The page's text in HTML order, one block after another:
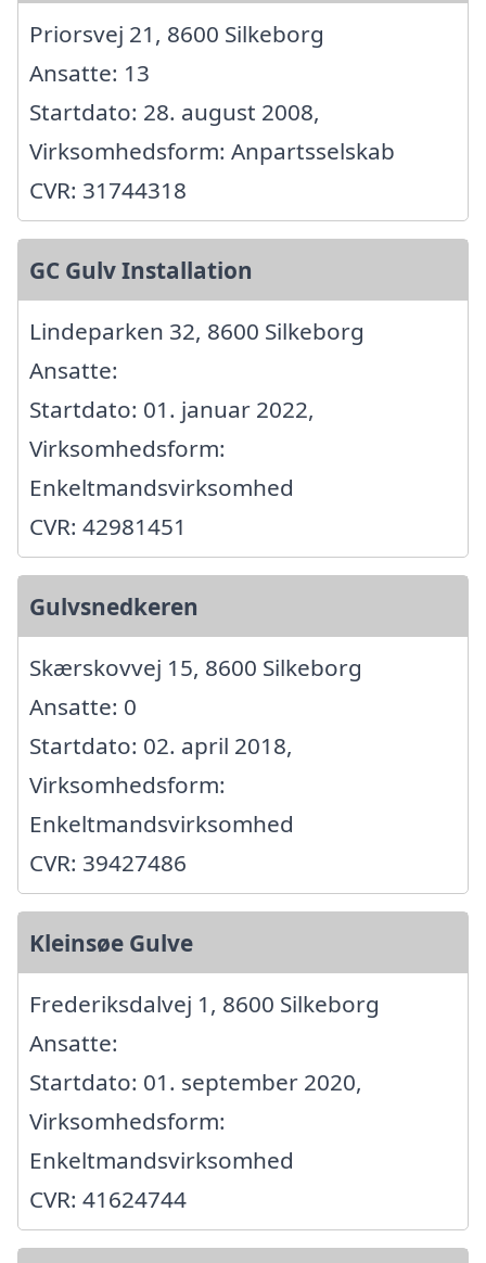
Priorsvej 21, 8600 Silkeborg
Ansatte: 13
Startdato: 28. august 2008,
Virksomhedsform: Anpartsselskab
CVR: 31744318
GC Gulv Installation
Lindeparken 32, 8600 Silkeborg
Ansatte:
Startdato: 01. januar 2022,
Virksomhedsform:
Enkeltmandsvirksomhed
CVR: 42981451
Gulvsnedkeren
Skærskovvej 15, 8600 Silkeborg
Ansatte: 0
Startdato: 02. april 2018,
Virksomhedsform:
Enkeltmandsvirksomhed
CVR: 39427486
Kleinsøe Gulve
Frederiksdalvej 1, 8600 Silkeborg
Ansatte:
Startdato: 01. september 2020,
Virksomhedsform:
Enkeltmandsvirksomhed
CVR: 41624744